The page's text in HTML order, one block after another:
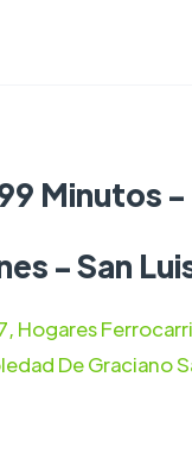
Minutos
- San
Hogares
De Graciano